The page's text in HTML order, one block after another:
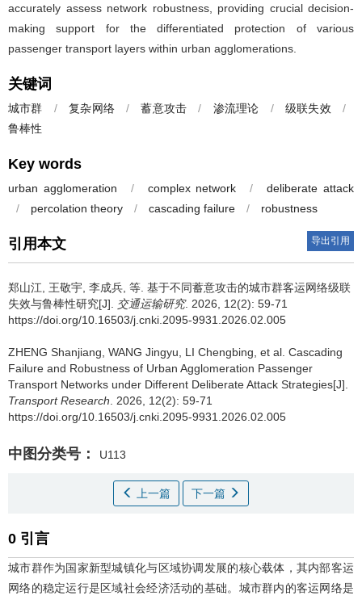
accurately assess network robustness, providing crucial decision-
making support for the differentiated protection of various
passenger transport layers within urban agglomerations.
关键词
城市群 / 复杂网络 / 蓄意攻击 / 渗流理论 / 级联失效
/
鲁棒性
Key words
urban agglomeration / complex network /
deliberate attack
/
percolation theory / cascading failure / robustness
引用本文 导出引用
郑山江 王敬宇 李成兵 等 基于不同蓄意攻击的城市群客运网络级联
失效与鲁棒性研究[J]. 交通运输研究. 2026, 12(2): 59-71
https://doi.org/10.16503/j.cnki.2095-9931.2026.02.005
ZHENG Shanjiang WANG Jingyu LI Chengbing et al Cascading
Failure and Robustness of Urban Agglomeration Passenger
Transport Networks under Different Deliberate Attack Strategies[J].
Transport Research . 2026, 12(2): 59-71
https://doi.org/10.16503/j.cnki.2095-9931.2026.02.005
中图分类号： U113
上一篇 下一篇
0 引言
城市群作为国家新型城镇化与区域协调发展的核心载体，其内部客运
网络的稳定运行是区域社会经济活动的基础。城市群内的客运网络是